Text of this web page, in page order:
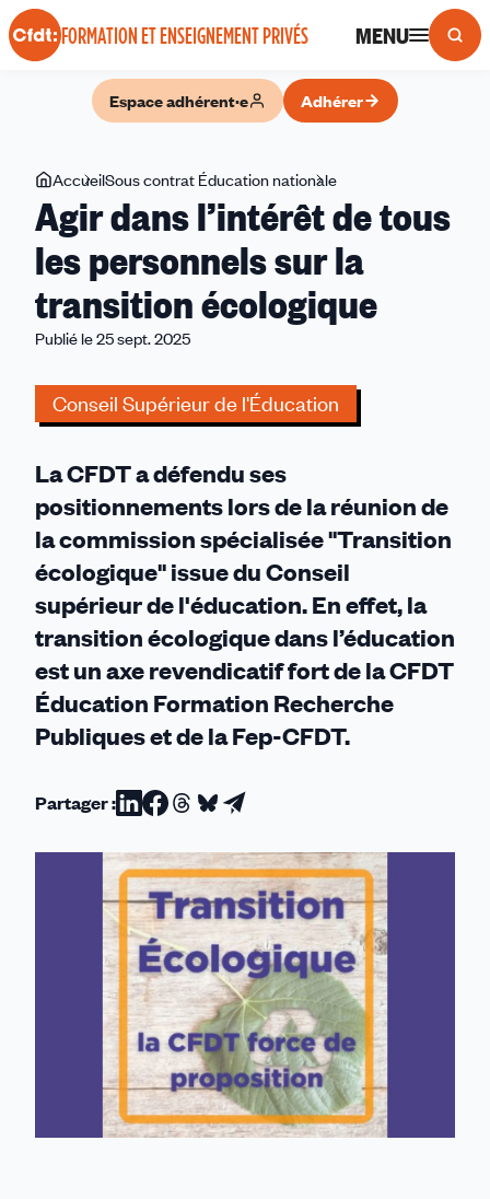
Panneau de gestion des cookies
FORMATION ET ENSEIGNEMENT PRIVÉS MENU
Espace adhérent·e Adhérer
Vous
êtes
ici
AccueilSous contrat Éducation nationale
dans
l’intérêt
de
tous
les
la
transition
Agir dans l’intérêt de tous
les personnels sur la
transition écologique
Publié le 25 sept. 2025
Conseil Supérieur de l'Éducation
La CFDT a défendu ses
positionnements lors de la réunion de
la commission spécialisée "Transition
écologique" issue du Conseil
supérieur de l'éducation. En effet, la
transition écologique dans l’éducation
est un axe revendicatif fort de la CFDT
Éducation Formation Recherche
Publiques et de la Fep-CFDT.
Partager :Partager
sur
Linkedin
Partager
sur
Facebook
Partager
sur
Threads
Partager
sur
Bluesky
Partager
par
email